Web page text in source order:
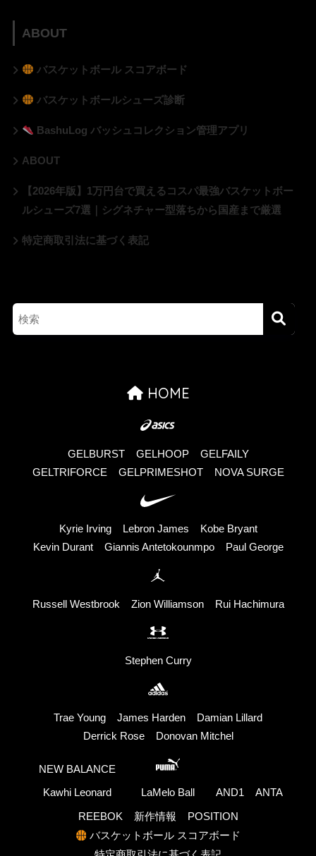
ABOUT
バスケットボール スコアボード
バスケットボールシューズ診断
BashuLog バッシュコレクション管理アプリ
ABOUT
【2026年版】1万円台で買えるコスパ最強バスケットボー
ルシューズ7選｜シグネチャー型落ちから国産まで厳選
特定商取引法に基づく表記
HOME
GELBURST GELHOOP
GELFAILY
GELTRIFORCE
GELPRIMESHOT NOVA SURGE
Kyrie Irving Lebron James
Kobe Bryant
Kevin Durant
Giannis Antetokounmpo Paul George
Russell Westbrook Zion Williamson Rui Hachimura
Stephen Curry
Trae Young James Harden
Damian Lillard
Derrick Rose
Donovan Mitchel
NEW BALANCE
Kawhi Leonard LaMelo Ball AND1 ANTA
REEBOK 新作情報
POSITION
バスケットボール スコアボード